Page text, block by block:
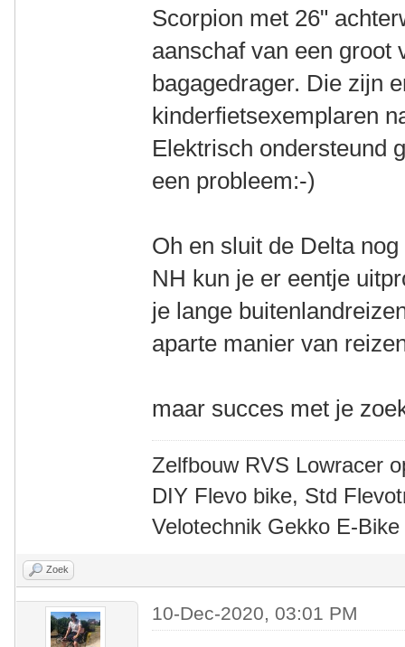
Scorpion met 26"
aanschaf van een groot
bagagedrager. Die zijn
kinderfietsexemplaren
Elektrisch ondersteund
een probleem:-)
Oh en sluit de Delta
NH kun je er eentje
je lange
aparte manier van
maar succes met je
Zelfbouw RVS Lowracer
DIY Flevo bike, Std
Velotechnik Gekko E-Bike
Zoek
10-Dec-2020, 03:01 PM